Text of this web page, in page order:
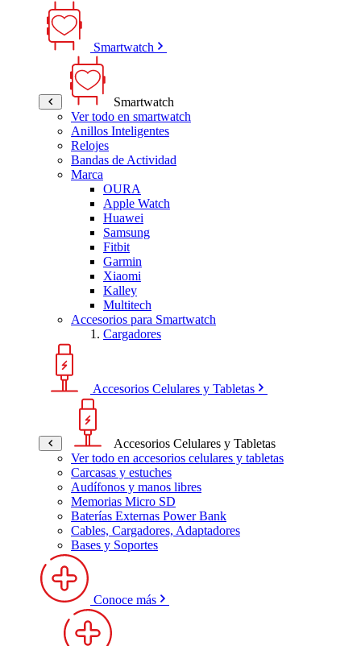
Smartwatch
Smartwatch
Ver todo en smartwatch
Anillos Inteligentes
Relojes
Bandas de Actividad
Marca
OURA
Apple Watch
Huawei
Samsung
Fitbit
Garmin
Xiaomi
Kalley
Multitech
Accesorios para Smartwatch
Cargadores
Accesorios Celulares y Tabletas
Accesorios Celulares y Tabletas
Ver todo en accesorios celulares y tabletas
Carcasas y estuches
Audífonos y manos libres
Memorias Micro SD
Baterías Externas Power Bank
Cables, Cargadores, Adaptadores
Bases y Soportes
Conoce más